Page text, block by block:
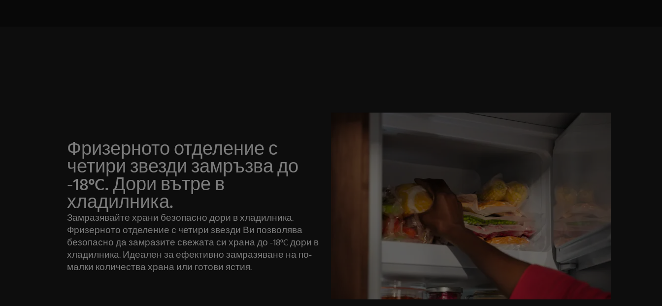
Фризерното отделение с
четири звезди замръзва до
-18ºC. Дори вътре в
хладилника.
Замразявайте храни безопасно дори в хладилника.
Фризерното отделение с четири звезди Ви позволява
безопасно да замразите свежата си храна до -18ºC дори в
хладилника. Идеален за ефективно замразяване на по-
малки количества храна или готови ястия.